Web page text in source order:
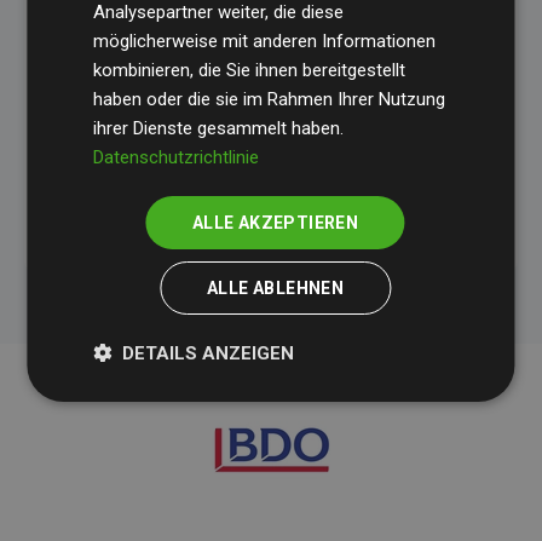
Informationen zu den einzelnen Projekten finden
Sie hier.
Initiative Websites, die Klimaprojekte unterstützen
Analysepartner weiter, die diese
möglicherweise mit anderen Informationen
kombinieren, die Sie ihnen bereitgestellt
haben oder die sie im Rahmen Ihrer Nutzung
ihrer Dienste gesammelt haben.
Datenschutzrichtlinie
ALLE AKZEPTIEREN
ALLE ABLEHNEN
DETAILS ANZEIGEN